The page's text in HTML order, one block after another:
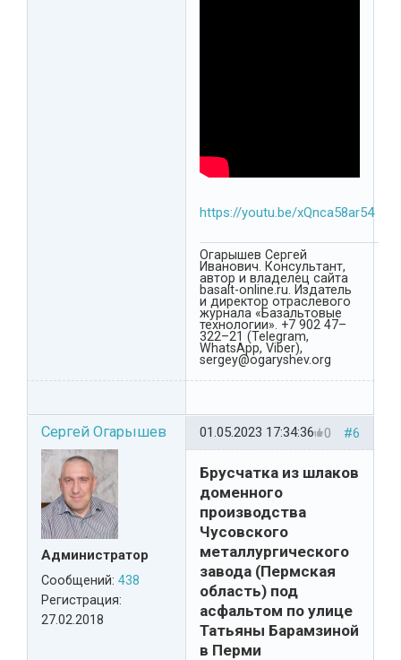
https://youtu.be/xQnca58ar54
Огарышев Сергей
Иванович. Консультант,
автор и владелец сайта
basalt-online.ru. Издатель
и директор отраслевого
журнала «Базальтовые
технологии». +7 902 47–
322–21 (Telegram,
WhatsApp, Viber),
sergey@ogaryshev.org
Сергей Огарышев
Администратор
Сообщений: 438
Регистрация:
27.02.2018
#6
0
01.05.2023 17:34:36
Брусчатка из шлаков
доменного
производства
Чусовского
металлургического
завода (Пермская
область) под
асфальтом по улице
Татьяны Барамзиной
в Перми